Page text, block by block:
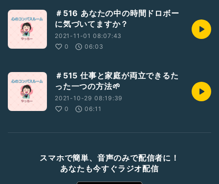
＃516 あなたの中の時間ドロボー
に気づいてますか？
2021-11-01 08:07:43
0
06:03
＃515 仕事と家庭が両立できるた
った一つの方法🌱
2021-10-29 08:19:39
0
06:11
スマホで簡単、音声のみで配信者に！
あなたも今すぐラジオ配信